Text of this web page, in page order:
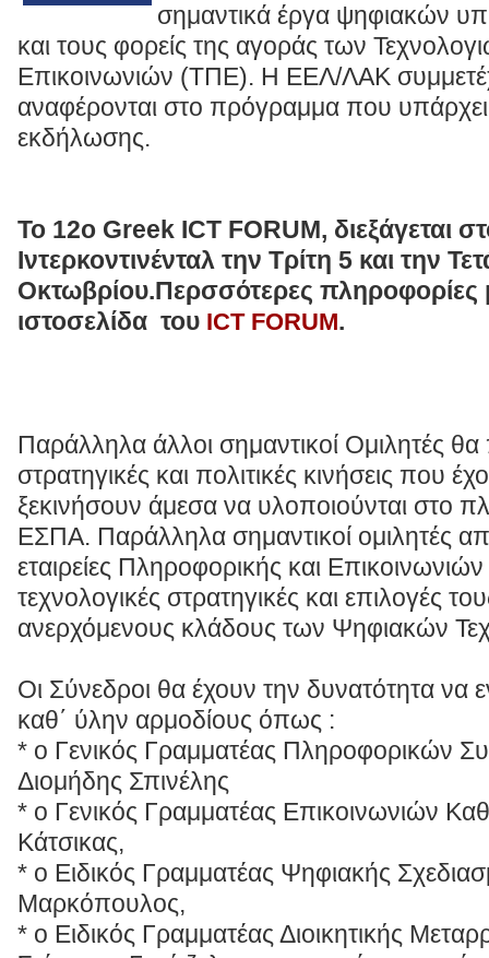
σημαντικά έργα ψηφιακών
και τους φορείς της αγοράς των
Επικοινωνιών (ΤΠΕ). Η ΕΕΛ/ΛΑΚ
αναφέρονται στο πρόγραμμα που υπάρχει
εκδήλωσης.
Το 12o Greek ICT FORUM, διεξάγεται
Ιντερκοντινένταλ την Τρίτη 5 και την
Οκτωβρίου.Περσσότερες πληροφορίες
ιστοσελίδα του ICT FORUM.
Παράλληλα άλλοι σημαντικοί Ομιλητές
στρατηγικές και πολιτικές κινήσεις που
ξεκινήσουν άμεσα να υλοποιούνται στο
ΕΣΠΑ. Παράλληλα σημαντικοί ομιλητές
εταιρείες Πληροφορικής και
τεχνολογικές στρατηγικές και επιλογές
ανερχόμενους κλάδους των Ψηφιακών
Οι Σύνεδροι θα έχουν την δυνατότητα
καθ΄ ύλην αρμοδίους όπως :
* ο Γενικός Γραμματέας Πληροφορικών
Διομήδης Σπινέλης
* ο Γενικός Γραμματέας Επικοινωνιών
Κάτσικας,
* ο Ειδικός Γραμματέας Ψηφιακής
Μαρκόπουλος,
* ο Ειδικός Γραμματέας Διοικητικής